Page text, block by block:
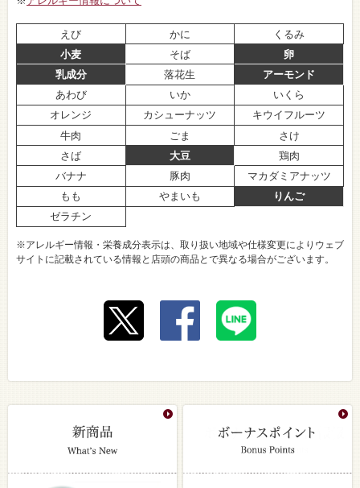
えび かに
くるみ
小麦
そば
卵
乳成分
落花生
アーモンド
あわび
いか
いくら
オレンジ
カシューナッツ
キウイフルーツ
牛肉
ごま
さけ
さば
大豆
鶏肉
バナナ
豚肉
マカダミアナッツ
もも
やまいも
りんご
ゼラチン
※アレルギー情報・栄養成分表示は、取り扱い地域や仕様変更によりウェブ
サイトに記載されている情報と店頭の商品とで異なる場合がございます。